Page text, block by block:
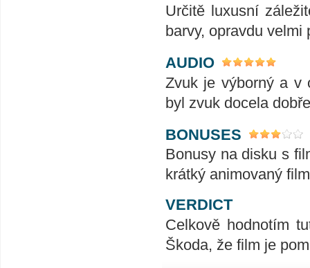
Určitě luxusní
barvy, opravdu velmi
AUDIO
Zvuk je výborný a v
byl zvuk docela
BONUSES
Bonusy na disku s
krátký animovaný
VERDICT
Celkově hodnotím
Škoda, že film je